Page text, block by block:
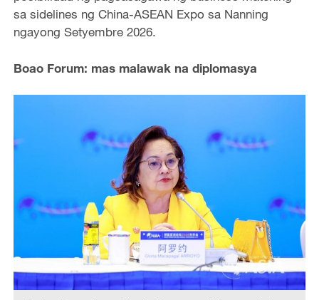
sa sidelines ng China-ASEAN Expo sa Nanning
ngayong Setyembre 2026.
Boao Forum: mas malawak na diplomasya